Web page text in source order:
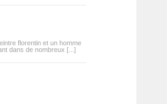
florentin et un homme
dans de nombreux [...]